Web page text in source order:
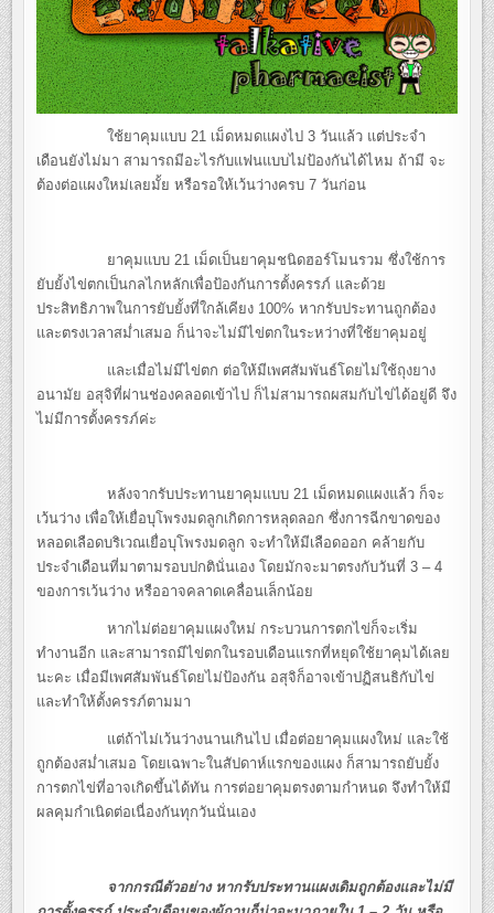
ใช้ยาคุมแบบ 21 เม็ดหมดแผงไป 3 วันแล้ว แต่ประจำ
เดือนยังไม่มา สามารถมีอะไรกับแฟนแบบไม่ป้องกันได้ไหม ถ้ามี จะ
ต้องต่อแผงใหม่เลยมั้ย หรือรอให้เว้นว่างครบ 7 วันก่อน
ยาคุมแบบ 21 เม็ดเป็นยาคุมชนิดฮอร์โมนรวม ซึ่งใช้การ
ยับยั้งไข่ตกเป็นกลไกหลักเพื่อป้องกันการตั้งครรภ์ และด้วย
ประสิทธิภาพในการยับยั้งที่ใกล้เคียง 100% หากรับประทานถูกต้อง
และตรงเวลาสม่ำเสมอ ก็น่าจะไม่มีไข่ตกในระหว่างที่ใช้ยาคุมอยู่
และเมื่อไม่มีไข่ตก ต่อให้มีเพศสัมพันธ์โดยไม่ใช้ถุงยาง
อนามัย อสุจิที่ผ่านช่องคลอดเข้าไป ก็ไม่สามารถผสมกับไข่ได้อยู่ดี จึง
ไม่มีการตั้งครรภ์ค่ะ
หลังจากรับประทานยาคุมแบบ 21 เม็ดหมดแผงแล้ว ก็จะ
เว้นว่าง เพื่อให้เยื่อบุโพรงมดลูกเกิดการหลุดลอก ซึ่งการฉีกขาดของ
หลอดเลือดบริเวณเยื่อบุโพรงมดลูก จะทำให้มีเลือดออก คล้ายกับ
ประจำเดือนที่มาตามรอบปกตินั่นเอง โดยมักจะมาตรงกับวันที่ 3 – 4
ของการเว้นว่าง หรืออาจคลาดเคลื่อนเล็กน้อย
หากไม่ต่อยาคุมแผงใหม่ กระบวนการตกไข่ก็จะเริ่ม
ทำงานอีก และสามารถมีไข่ตกในรอบเดือนแรกที่หยุดใช้ยาคุมได้เลย
นะคะ เมื่อมีเพศสัมพันธ์โดยไม่ป้องกัน อสุจิก็อาจเข้าปฏิสนธิกับไข่
และทำให้ตั้งครรภ์ตามมา
แต่ถ้าไม่เว้นว่างนานเกินไป เมื่อต่อยาคุมแผงใหม่ และใช้
ถูกต้องสม่ำเสมอ โดยเฉพาะในสัปดาห์แรกของแผง ก็สามารถยับยั้ง
การตกไข่ที่อาจเกิดขึ้นได้ทัน การต่อยาคุมตรงตามกำหนด จึงทำให้มี
ผลคุมกำเนิดต่อเนื่องกันทุกวันนั่นเอง
จากกรณีตัวอย่าง หากรับประทานแผงเดิมถูกต้องและไม่มี